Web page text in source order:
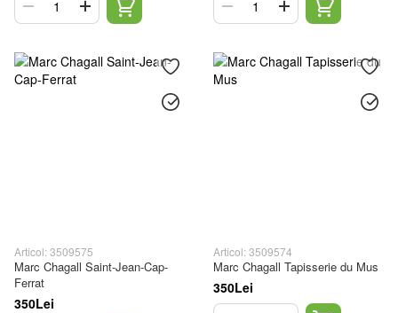
Articol: 3509575
Marc Chagall Saint-Jean-Cap-
Ferrat
350Lei
Articol: 3509574
Marc Chagall Tapisserie du Mus
350Lei